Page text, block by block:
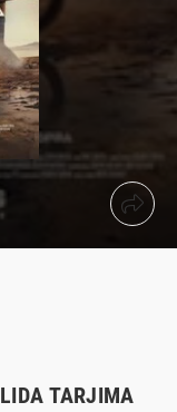
TARJIMA